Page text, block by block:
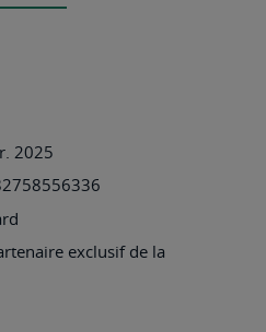
2025
exclusif de la